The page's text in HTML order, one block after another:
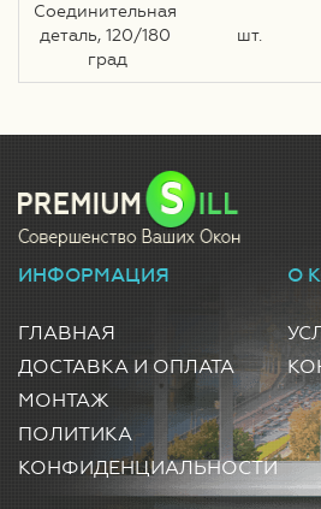
Соединительная
деталь, 120/180
град
шт.
ИНФОРМАЦИЯ
ГЛАВНАЯ
ДОСТАВКА И ОПЛАТА
МОНТАЖ
ПОЛИТИКА
КОНФИДЕНЦИАЛЬНОСТИ
О